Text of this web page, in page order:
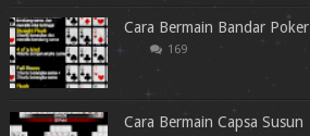
Cara Bermain Bandar Poker
169
Cara Bermain Capsa Susun